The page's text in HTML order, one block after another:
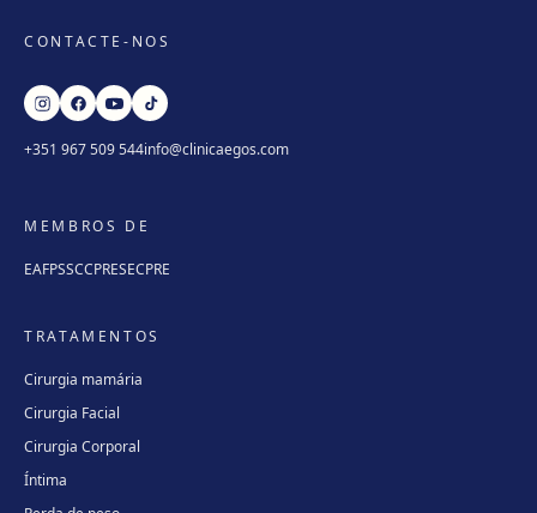
CONTACTE-NOS
+351 967 509 544info@clinicaegos.com
MEMBROS DE
EAFPSSCCPRESECPRE
TRATAMENTOS
Cirurgia mamária
Cirurgia Facial
Cirurgia Corporal
Íntima